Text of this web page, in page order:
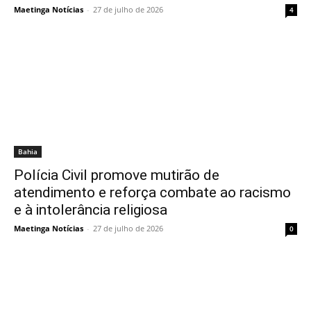
Maetinga Notícias - 27 de julho de 2026 4
Bahia
Polícia Civil promove mutirão de
atendimento e reforça combate ao racismo
e à intolerância religiosa
Maetinga Notícias - 27 de julho de 2026 0